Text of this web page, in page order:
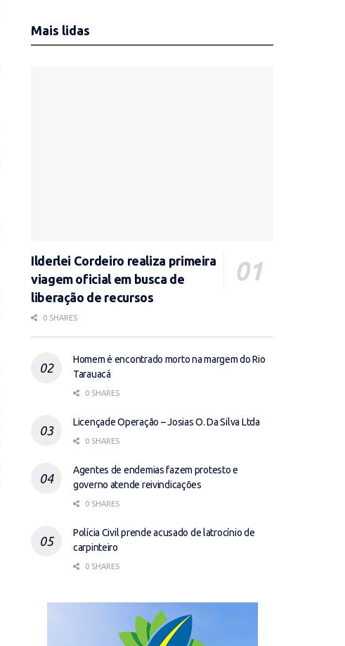
Mais lidas
Ilderlei Cordeiro realiza primeira
viagem oficial em busca de
liberação de recursos
0 SHARES
Homem é encontrado morto na margem do Rio
Tarauacá
0 SHARES
Licençade Operação – Josias O. Da Silva Ltda
0 SHARES
Agentes de endemias fazem protesto e
governo atende reivindicações
0 SHARES
Polícia Civil prende acusado de latrocínio de
carpinteiro
0 SHARES